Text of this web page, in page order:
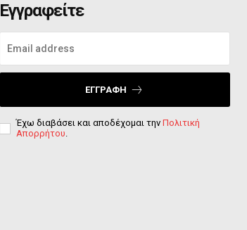
Εγγραφείτε
ΕΓΓΡΑΦΉ
Έχω διαβάσει και αποδέχομαι την Πολιτική
Απορρήτου.